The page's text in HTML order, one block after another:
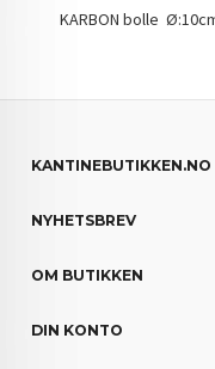
KARBON bolle
KANTINEBUTIKKEN.NO
NYHETSBREV
OM BUTIKKEN
DIN KONTO